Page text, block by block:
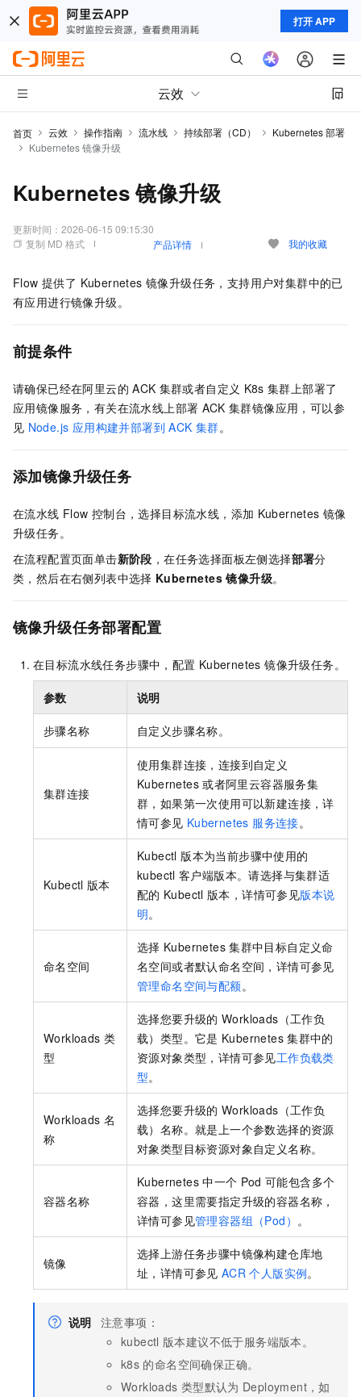
打开 APP
云效
首页 云效 操作指南 流水线 持续部署（CD）
Kubernetes 部署
Kubernetes 镜像升级
Kubernetes 镜像升级
更新时间： 2026-06-15 09:15:30
复制 MD 格式
产品详情 我的收藏
Flow 提供了 Kubernetes 镜像升级任务，支持用户对集群中的已
有应用进行镜像升级。
前提条件
请确保已经在阿里云的 ACK 集群或者自定义 K8s 集群上部署了
应用镜像服务，有关在流水线上部署 ACK 集群镜像应用，可以参
见 Node.js 应用构建并部署到 ACK 集群。
添加镜像升级任务
在流水线 Flow 控制台，选择目标流水线，添加 Kubernetes 镜像
升级任务。
在流程配置页面单击新阶段 ，在任务选择面板左侧选择部署分
类，然后在右侧列表中选择 Kubernetes 镜像升级。
镜像升级任务部署配置
在目标流水线任务步骤中，配置 Kubernetes 镜像升级任务。
参数 说明
步骤名称 自定义步骤名称。
集群连接
使用集群连接，连接到自定义
Kubernetes 或者阿里云容器服务集
群，如果第一次使用可以新建连接，详
情可参见 Kubernetes 服务连接。
Kubectl 版本
Kubectl 版本为当前步骤中使用的
kubectl 客户端版本。请选择与集群适
配的 Kubectl 版本，详情可参见版本说
明。
命名空间
选择 Kubernetes 集群中目标自定义命
名空间或者默认命名空间，详情可参见
管理命名空间与配额。
Workloads 类
型
选择您要升级的 Workloads（工作负
载）类型。它是 Kubernetes 集群中的
资源对象类型，详情可参见工作负载类
型。
Workloads 名
称
选择您要升级的 Workloads（工作负
载）名称。就是上一个参数选择的资源
对象类型目标资源对象自定义名称。
容器名称
Kubernetes 中一个 Pod 可能包含多个
容器，这里需要指定升级的容器名称，
详情可参见管理容器组（Pod） 。
镜像
选择上游任务步骤中镜像构建仓库地
址，详情可参见 ACR 个人版实例。
说明 注意事项：
kubectl 版本建议不低于服务端版本。
k8s 的命名空间确保正确。
Workloads 类型默认为 Deployment，如